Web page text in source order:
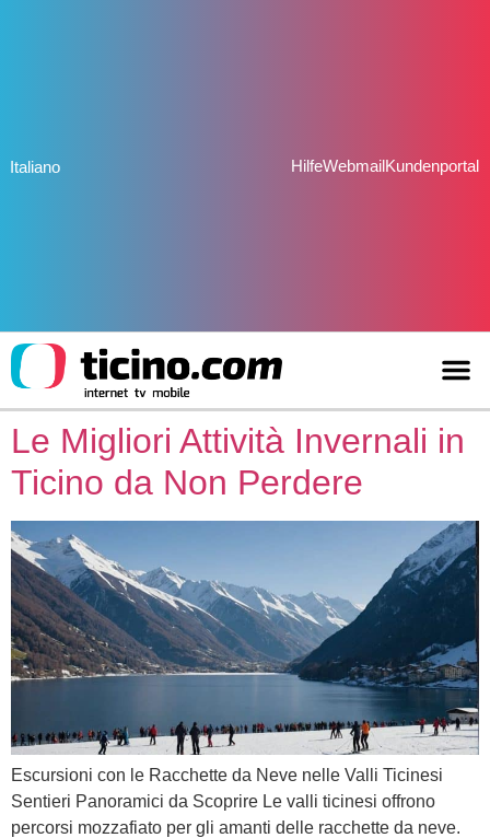
Italiano HilfeWebmailKundenportal
Le Migliori Attività Invernali in
Ticino da Non Perdere
Escursioni con le Racchette da Neve nelle Valli Ticinesi
Sentieri Panoramici da Scoprire Le valli ticinesi offrono
percorsi mozzafiato per gli amanti delle racchette da neve.